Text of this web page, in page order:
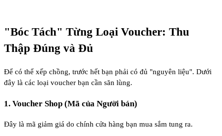
"Bóc Tách" Từng Loại Voucher: Thu
Thập Đúng và Đủ
Để có thể xếp chồng, trước hết bạn phải có đủ "nguyên liệu". Dưới
đây là các loại voucher bạn cần săn lùng.
1. Voucher Shop (Mã của Người bán)
Đây là mã giảm giá do chính cửa hàng bạn mua sắm tung ra.